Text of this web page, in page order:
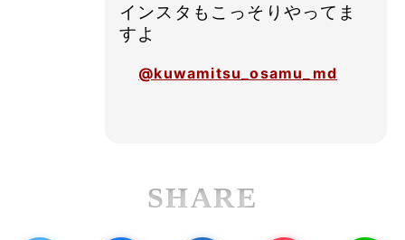
インスタもこっそりやってま
すよ
@kuwamitsu_osamu_md
SHARE